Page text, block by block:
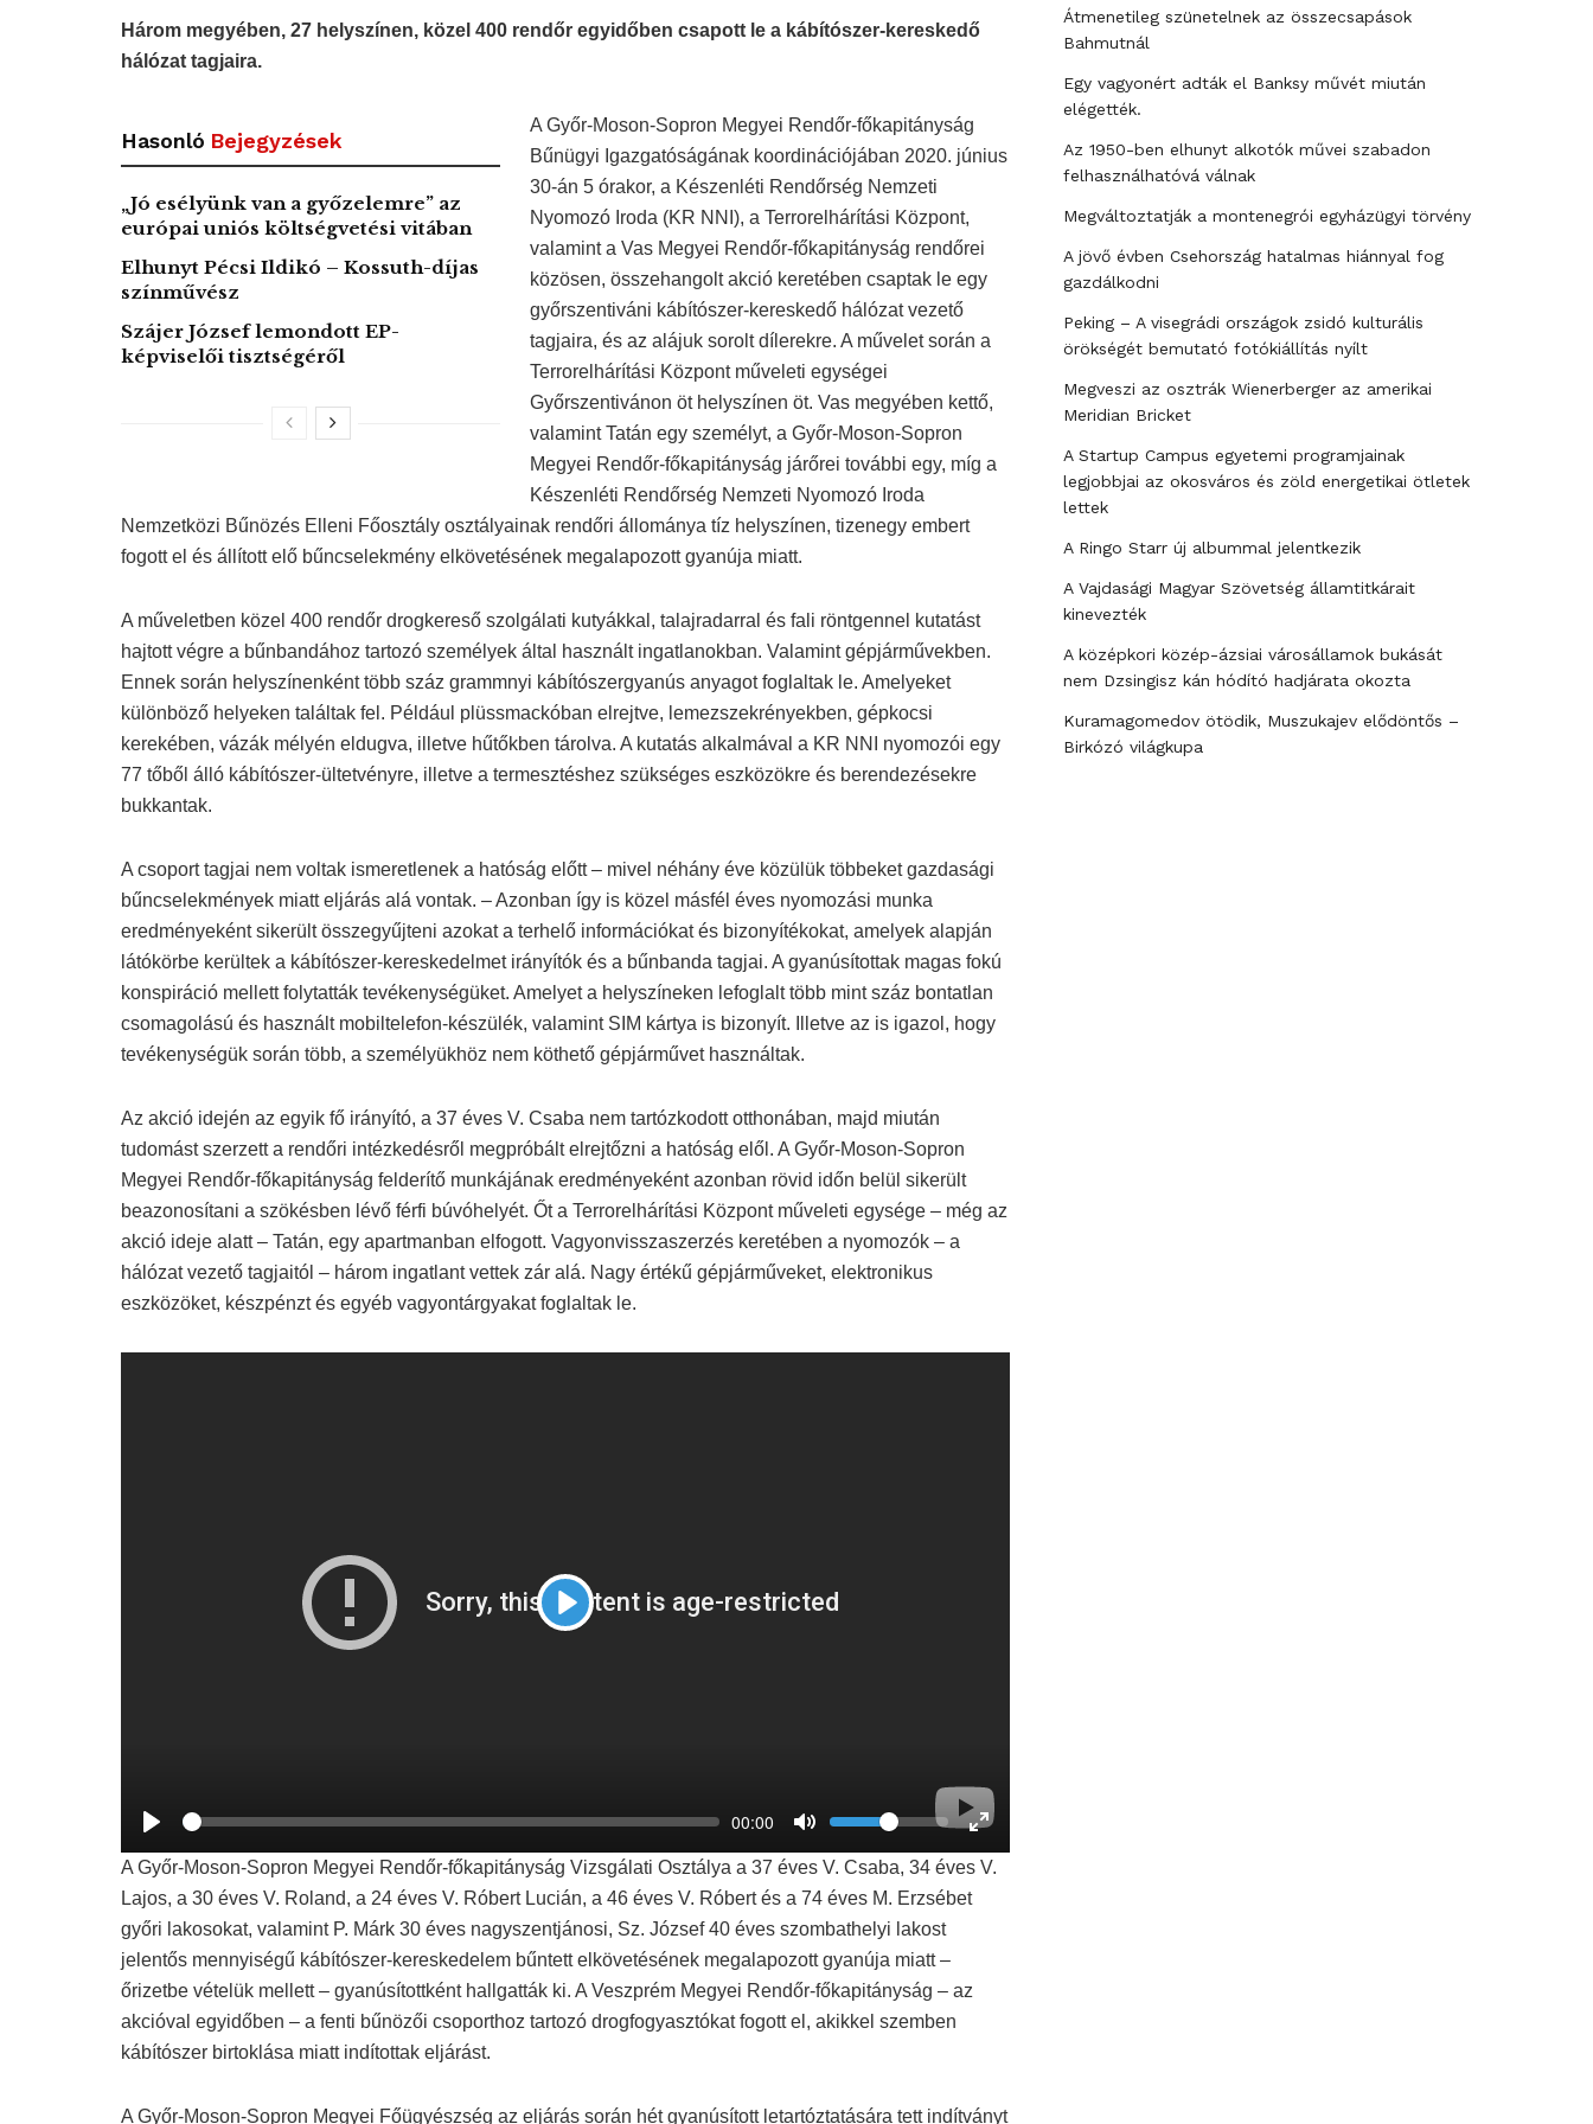
Három megyében, 27 helyszínen, közel 400 rendőr egyidőben csapott le a kábítószer-kereskedő
hálózat tagjaira.
Hasonló Bejegyzések
„Jó esélyünk van a győzelemre” az
európai uniós költségvetési vitában
Elhunyt Pécsi Ildikó – Kossuth-díjas
színművész
Szájer József lemondott EP-
képviselői tisztségéről
A Győr-Moson-Sopron Megyei Rendőr-főkapitányság
Bűnügyi Igazgatóságának koordinációjában 2020. június
30-án 5 órakor, a Készenléti Rendőrség Nemzeti
Nyomozó Iroda (KR NNI), a Terrorelhárítási Központ,
valamint a Vas Megyei Rendőr-főkapitányság rendőrei
közösen, összehangolt akció keretében csaptak le egy
győrszentiváni kábítószer-kereskedő hálózat vezető
tagjaira, és az alájuk sorolt dílerekre. A művelet során a
Terrorelhárítási Központ műveleti egységei
Győrszentivánon öt helyszínen öt. Vas megyében kettő,
valamint Tatán egy személyt, a Győr-Moson-Sopron
Megyei Rendőr-főkapitányság járőrei további egy, míg a
Készenléti Rendőrség Nemzeti Nyomozó Iroda
Nemzetközi Bűnözés Elleni Főosztály osztályainak rendőri állománya tíz helyszínen, tizenegy embert
fogott el és állított elő bűncselekmény elkövetésének megalapozott gyanúja miatt.
A műveletben közel 400 rendőr drogkereső szolgálati kutyákkal, talajradarral és fali röntgennel kutatást
hajtott végre a bűnbandához tartozó személyek által használt ingatlanokban. Valamint gépjárművekben.
Ennek során helyszínenként több száz grammnyi kábítószergyanús anyagot foglaltak le. Amelyeket
különböző helyeken találtak fel. Például plüssmackóban elrejtve, lemezszekrényekben, gépkocsi
kerekében, vázák mélyén eldugva, illetve hűtőkben tárolva. A kutatás alkalmával a KR NNI nyomozói egy
77 tőből álló kábítószer-ültetvényre, illetve a termesztéshez szükséges eszközökre és berendezésekre
bukkantak.
A csoport tagjai nem voltak ismeretlenek a hatóság előtt – mivel néhány éve közülük többeket gazdasági
bűncselekmények miatt eljárás alá vontak. – Azonban így is közel másfél éves nyomozási munka
eredményeként sikerült összegyűjteni azokat a terhelő információkat és bizonyítékokat, amelyek alapján
látókörbe kerültek a kábítószer-kereskedelmet irányítók és a bűnbanda tagjai. A gyanúsítottak magas fokú
konspiráció mellett folytatták tevékenységüket. Amelyet a helyszíneken lefoglalt több mint száz bontatlan
csomagolású és használt mobiltelefon-készülék, valamint SIM kártya is bizonyít. Illetve az is igazol, hogy
tevékenységük során több, a személyükhöz nem köthető gépjárművet használtak.
Az akció idején az egyik fő irányító, a 37 éves V. Csaba nem tartózkodott otthonában, majd miután
tudomást szerzett a rendőri intézkedésről megpróbált elrejtőzni a hatóság elől. A Győr-Moson-Sopron
Megyei Rendőr-főkapitányság felderítő munkájának eredményeként azonban rövid időn belül sikerült
beazonosítani a szökésben lévő férfi búvóhelyét. Őt a Terrorelhárítási Központ műveleti egysége – még az
akció ideje alatt – Tatán, egy apartmanban elfogott. Vagyonvisszaszerzés keretében a nyomozók – a
hálózat vezető tagjaitól – három ingatlant vettek zár alá. Nagy értékű gépjárműveket, elektronikus
eszközöket, készpénzt és egyéb vagyontárgyakat foglaltak le.
P
l
a
y
S
e
k
C
u
r
r
n
t
m
e
00:00
o
g
g
e
M
u
t
V
o
l
u
m
e
o
g
e
A Győr-Moson-Sopron Megyei Rendőr-főkapitányság Vizsgálati Osztálya a 37 éves V. Csaba, 34 éves V.
Lajos, a 30 éves V. Roland, a 24 éves V. Róbert Lucián, a 46 éves V. Róbert és a 74 éves M. Erzsébet
győri lakosokat, valamint P. Márk 30 éves nagyszentjánosi, Sz. József 40 éves szombathelyi lakost
jelentős mennyiségű kábítószer-kereskedelem bűntett elkövetésének megalapozott gyanúja miatt –
őrizetbe vételük mellett – gyanúsítottként hallgatták ki. A Veszprém Megyei Rendőr-főkapitányság – az
akcióval egyidőben – a fenti bűnözői csoporthoz tartozó drogfogyasztókat fogott el, akikkel szemben
kábítószer birtoklása miatt indítottak eljárást.
A Győr-Moson-Sopron Megyei Főügyészség az eljárás során hét gyanúsított letartóztatására tett indítványt
Átmenetileg szünetelnek az összecsapások
Bahmutnál
Egy vagyonért adták el Banksy művét miután
elégették.
Az 1950-ben elhunyt alkotók művei szabadon
felhasználhatóvá válnak
Megváltoztatják a montenegrói egyházügyi törvény
A jövő évben Csehország hatalmas hiánnyal fog
gazdálkodni
Peking – A visegrádi országok zsidó kulturális
örökségét bemutató fotókiállítás nyílt
Megveszi az osztrák Wienerberger az amerikai
Meridian Bricket
A Startup Campus egyetemi programjainak
legjobbjai az okosváros és zöld energetikai ötletek
lettek
A Ringo Starr új albummal jelentkezik
A Vajdasági Magyar Szövetség államtitkárait
kinevezték
A középkori közép-ázsiai városállamok bukását
nem Dzsingisz kán hódító hadjárata okozta
Kuramagomedov ötödik, Muszukajev elődöntős –
Birkózó világkupa